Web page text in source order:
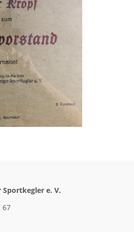
Sportkegler e. V.
67